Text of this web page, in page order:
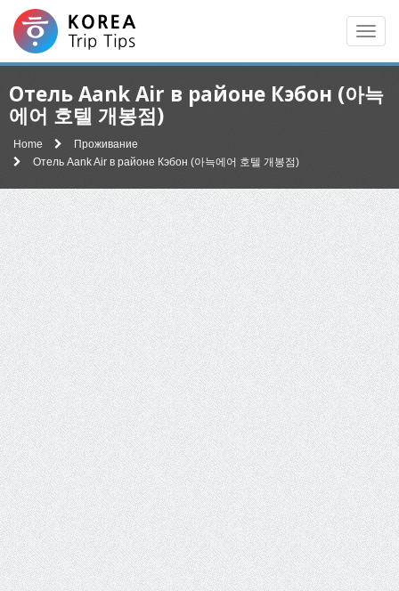
Отель Aank Air в районе Кэбон (아늑
에어 호텔 개봉점)
Home
Проживание
Отель Aank Air в районе Кэбон (아늑에어 호텔 개봉점)